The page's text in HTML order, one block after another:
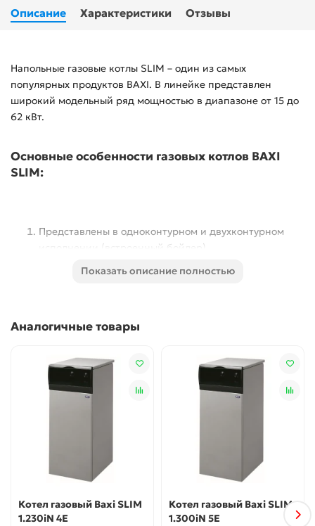
Описание Характеристики Отзывы
Напольные газовые котлы SLIM – один из самых
популярных продуктов BAXI. В линейке представлен
широкий модельный ряд мощностью в диапазоне от 15 до
62 кВт.
Основные особенности газовых котлов BAXI
SLIM:
Представлены в одноконтурном и двухконтурном
исполнении (встроенный бойлер).
пламени, а также датчиком низкого давления газа.
Экономичность. Высокая эффективность котлов,
обеспечивающаяся гибкостью регулировок и
наличием чугунного первичного теплообменника.
Гарантированное качество. Все газовые котлы BAXI
Показать описание полностью
Аналогичные товары
Котел газовый Baxi SLIM
1.230iN 4E
Котел газовый Baxi SLIM
1.300iN 5E